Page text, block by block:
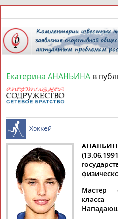
6
СПОРТСМЕНЫ, ТРЕНЕРЫ И
Найдено: 13181персон
Аслаудин
АБАЕВ
АБАИМОВА
Екатерина АНАНЬИНА в
Хоккей
Мастер